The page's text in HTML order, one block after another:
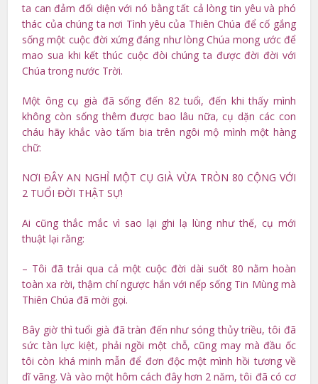
ta can đảm đối diện với nó bằng tất cả lòng tin yêu và phó
thác của chúng ta nơi Tình yêu của Thiên Chúa để cố gắng
sống một cuộc đời xứng đáng như lòng Chúa mong ước để
mao sua khi kết thúc cuộc đòi chúng ta được đời đời với
Chúa trong nước Trời.
Một ông cụ già đã sống đến 82 tuổi, đến khi thấy mình
không còn sống thêm được bao lâu nữa, cụ dặn các con
cháu hãy khắc vào tấm bia trên ngôi mộ mình một hàng
chữ:
NƠI ĐÂY AN NGHỈ MỘT CỤ GIÀ VỪA TRÒN 80 CỘNG VỚI
2 TUỔI ĐỜI THẬT SỰ!
Ai cũng thắc mắc vì sao lại ghi lạ lùng như thế, cụ mới
thuật lại rằng:
– Tôi đã trải qua cả một cuộc đời dài suốt 80 nằm hoàn
toàn xa rời, thậm chí ngược hắn với nếp sống Tin Mùng mà
Thiên Chúa đã mời gọi.
Bây giờ thì tuổi già đã tràn đến như sóng thủy triều, tôi đã
sức tàn lực kiệt, phải ngồi một chỗ, cũng may mà đầu ốc
tôi còn khá minh mẫn để đơn độc một mình hồi tương về
dĩ vãng. Và vào một hôm cách đây hơn 2 năm, tôi đã có cơ